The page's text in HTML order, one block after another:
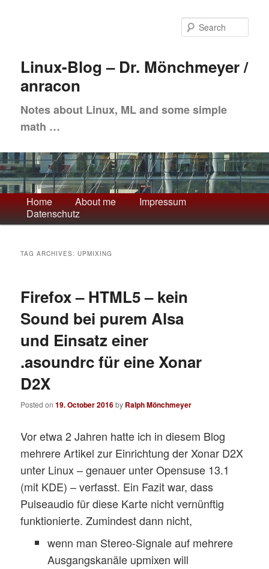
content
contentLinux-Blog – Dr. Mönchmeyer /
anracon
Notes about Linux, ML and some simple
math …
Main
menu
Home About me
Impressum
Datenschutz
TAG ARCHIVES:UPMIXING
Firefox – HTML5 – kein
Sound bei purem Alsa
und Einsatz einer
.asoundrc für eine Xonar
D2X
Posted on19. October 2016by Ralph Mönchmeyer
Vor etwa 2 Jahren hatte ich in diesem Blog
mehrere Artikel zur Einrichtung der Xonar D2X
unter Linux – genauer unter Opensuse 13.1
(mit KDE) – verfasst. Ein Fazit war, dass
Pulseaudio für diese Karte nicht vernünftig
funktionierte. Zumindest dann nicht,
wenn man Stereo-Signale auf mehrere
Ausgangskanäle upmixen will